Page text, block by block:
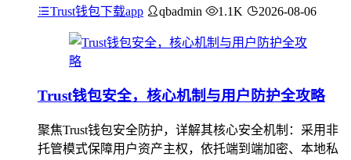
Trust钱包下载app qbadmin 1.1K 2026-08-06
Trust钱包安全，核心机制与用户防护全攻略
聚焦Trust钱包安全防护，详解其核心安全机制：采用非
托管模式保障用户资产主权，依托端到端加密、本地私